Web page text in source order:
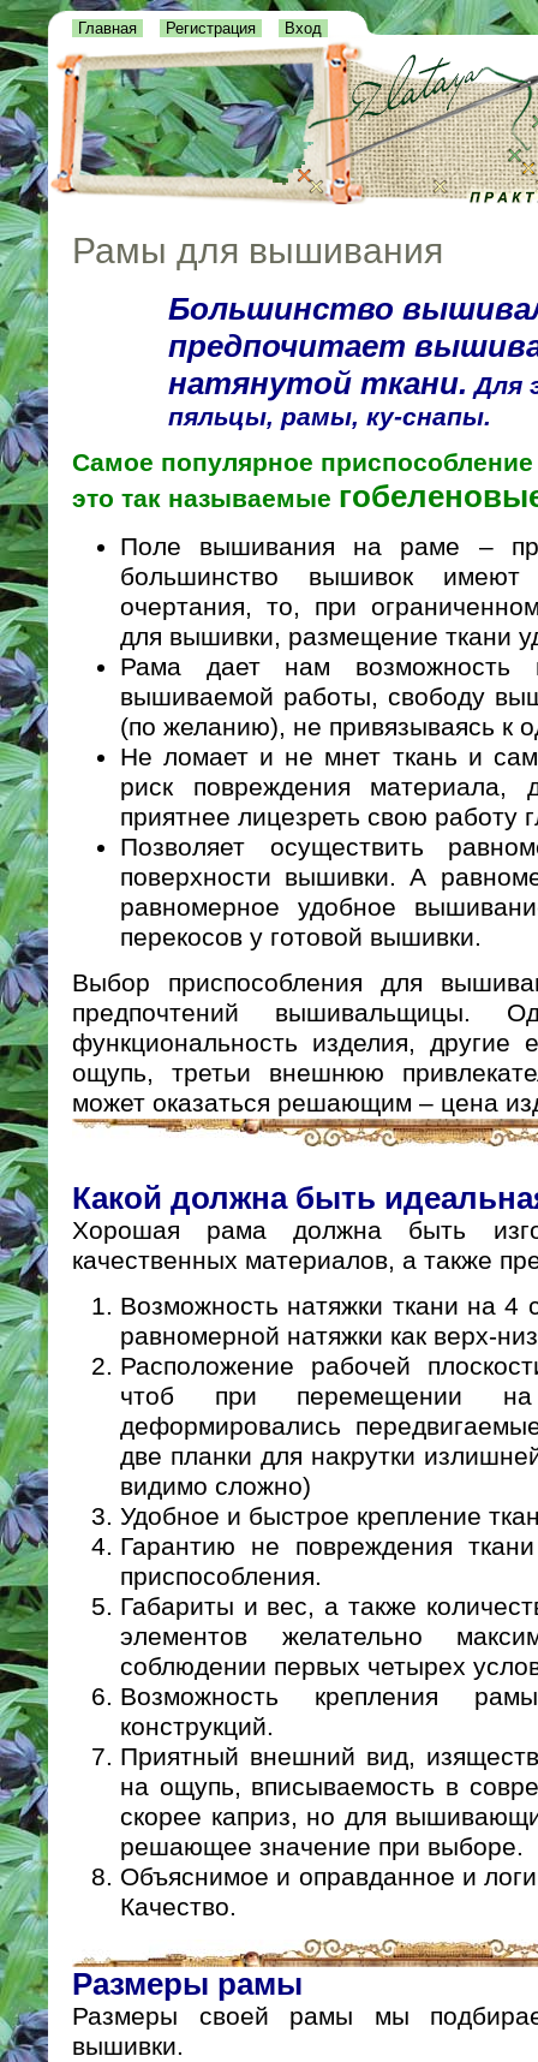
Главная Регистрация Вход
Рамы для вышивания
Большинство
предпочитает
натянутой ткани. Для
пяльцы, рамы, ку-снапы.
Самое популярное приспособление
это так называемые
Поле вышивания на раме –
большинство вышивок имеют
очертания, то, при
для вышивки, размещение ткани
Рама дает нам возможность
вышиваемой работы, свободу
(по желанию), не привязываясь к
Не ломает и не мнет ткань и
риск повреждения материала,
приятнее лицезреть свою работу
Позволяет осуществить
поверхности вышивки. А
равномерное удобное
перекосов у готовой вышивки.
Выбор приспособления для
предпочтений вышивальщицы.
функциональность изделия, другие
ощупь, третьи внешнюю
может оказаться решающим – цена
Какой должна быть
Хорошая рама должна быть
качественных материалов, а также
Возможность натяжки ткани на
равномерной натяжки как верх-
Расположение рабочей
чтоб при перемещении
деформировались
две планки для накрутки
видимо сложно)
Удобное и быстрое крепление
Гарантию не повреждения
приспособления.
Габариты и вес, а также
элементов желательно
соблюдении первых четырех
Возможность крепления
конструкций.
Приятный внешний вид,
на ощупь, вписываемость в
скорее каприз, но для
решающее значение при выборе.
Объяснимое и оправданное и
Качество.
Размеры рамы
Размеры своей рамы мы
вышивки.